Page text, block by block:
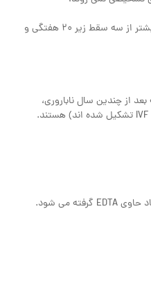
- زنانی که سابقه سقط مکرر (سه و یا بیشتر از سه سقط زیر 20 هفتگی و
از چندین سال ناباروری،